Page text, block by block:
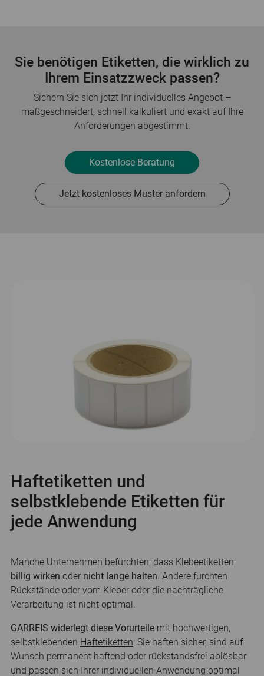
Sie benötigen Etiketten, die wirklich zu
Ihrem Einsatzzweck passen?
Sichern Sie sich jetzt Ihr individuelles Angebot –
maßgeschneidert, schnell kalkuliert und exakt auf Ihre
Anforderungen abgestimmt.
Kostenlose Beratung
Jetzt kostenloses Muster anfordern
Haftetiketten und
selbstklebende Etiketten für
jede Anwendung
Manche Unternehmen befürchten, dass Klebeetiketten
billig wirken oder nicht lange halten . Andere fürchten
Rückstände oder vom Kleber oder die nachträgliche
Verarbeitung ist nicht optimal.
GARREIS widerlegt diese Vorurteilemit hochwertigen,
selbstklebenden Haftetiketten: Sie haften sicher, sind auf
Wunsch permanent haftend oder rückstandsfrei ablösbar
und passen sich Ihrer individuellen Anwendung optimal